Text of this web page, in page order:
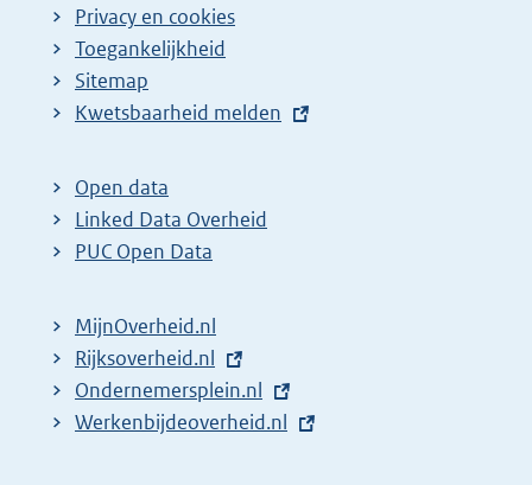
Privacy en cookies
Toegankelijkheid
Sitemap
E
t
e
r
l
i
n
k
Kwetsbaarheid melden
Open data
Linked Data Overheid
PUC Open Data
MijnOverheid.nl
E
x
t
Rijksoverheid.nl
E
x
Ondernemersplein.nl
E
Werkenbijdeoverheid.nl